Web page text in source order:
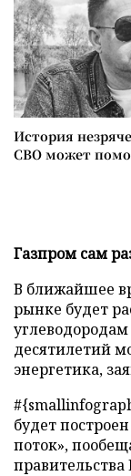
История
СВО может
Газпром сам
В ближайшее
рынке будет
десятилетий
энергетика,
будет
поток»,